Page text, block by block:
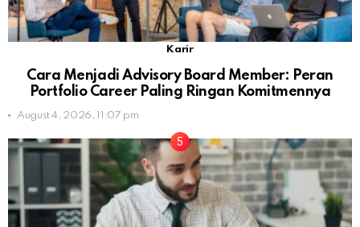
Karir
Cara Menjadi Advisory Board Member: Peran
Portfolio Career Paling Ringan Komitmennya
August 4, 2026, 11:07 pm